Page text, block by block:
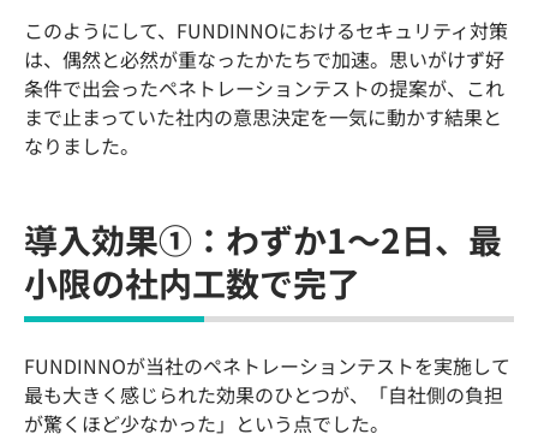
このようにして、FUNDINNOにおけるセキュリティ対策
は、偶然と必然が重なったかたちで加速。思いがけず好
条件で出会ったペネトレーションテストの提案が、これ
まで止まっていた社内の意思決定を一気に動かす結果と
なりました。
導入効果①：わずか1～2日、最
小限の社内工数で完了
FUNDINNOが当社のペネトレーションテストを実施して
最も大きく感じられた効果のひとつが、「自社側の負担
が驚くほど少なかった」という点でした。